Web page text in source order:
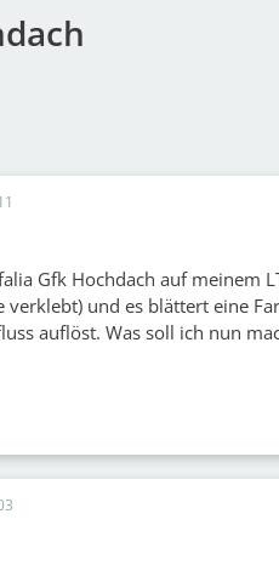
Gfk Hochdach auf meinem
verklebt) und es blättert eine
auflöst. Was soll ich nun